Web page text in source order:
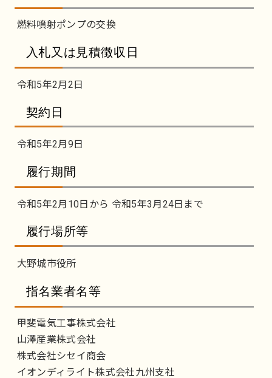
燃料噴射ポンプの交換
入札又は見積徴収日
令和5年2月2日
契約日
令和5年2月9日
履行期間
令和5年2月10日から 令和5年3月24日まで
履行場所等
大野城市役所
指名業者名等
甲斐電気工事株式会社
山澤産業株式会社
株式会社シセイ商会
イオンディライト株式会社九州支社